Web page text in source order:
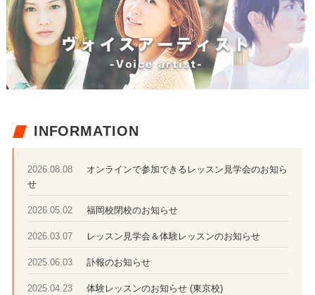
INFORMATION
2026.08.08
オンラインで参加できるレッスン見学会のお知ら
せ
2026.05.02 福岡校閉校のお知らせ
2026.03.07 レッスン見学会＆体験レッスンのお知らせ
2025.06.03 訃報のお知らせ
2025.04.23 体験レッスンのお知らせ (東京校)